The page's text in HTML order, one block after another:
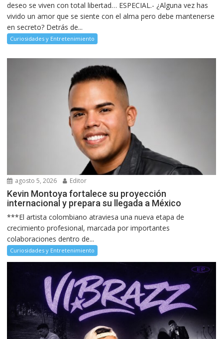
deseo se viven con total libertad… ESPECIAL.- ¿Alguna vez has
vivido un amor que se siente con el alma pero debe mantenerse
en secreto? Detrás de...
Curiosidades y Entretenimiento
agosto 5, 2026 Editor
Kevin Montoya fortalece su proyección
internacional y prepara su llegada a México
***El artista colombiano atraviesa una nueva etapa de
crecimiento profesional, marcada por importantes
colaboraciones dentro de...
Curiosidades y Entretenimiento